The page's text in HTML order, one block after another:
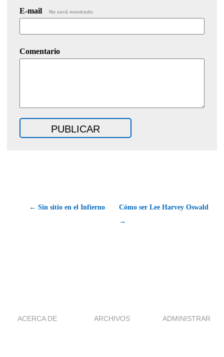
E-mail No será mostrado.
Comentario
← Sin sitio en el Infierno
Cómo ser Lee Harvey Oswald
→
ACERCA DE ARCHIVOS ADMINISTRAR